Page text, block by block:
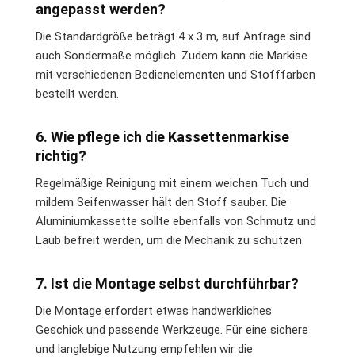
angepasst werden?
Die Standardgröße beträgt 4 x 3 m, auf Anfrage sind
auch Sondermaße möglich. Zudem kann die Markise
mit verschiedenen Bedienelementen und Stofffarben
bestellt werden.
6. Wie pflege ich die Kassettenmarkise
richtig?
Regelmäßige Reinigung mit einem weichen Tuch und
mildem Seifenwasser hält den Stoff sauber. Die
Aluminiumkassette sollte ebenfalls von Schmutz und
Laub befreit werden, um die Mechanik zu schützen.
7. Ist die Montage selbst durchführbar?
Die Montage erfordert etwas handwerkliches
Geschick und passende Werkzeuge. Für eine sichere
und langlebige Nutzung empfehlen wir die